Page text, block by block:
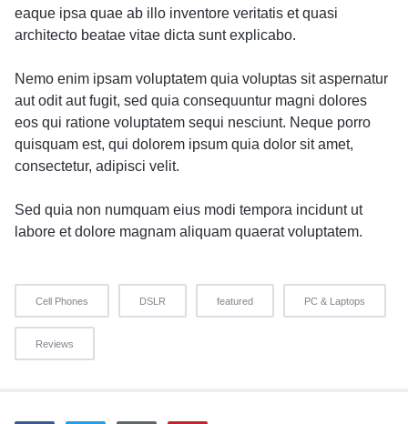
eaque ipsa quae ab illo inventore veritatis et quasi
architecto beatae vitae dicta sunt explicabo.
Nemo enim ipsam voluptatem quia voluptas sit aspernatur
aut odit aut fugit, sed quia consequuntur magni dolores
eos qui ratione voluptatem sequi nesciunt. Neque porro
quisquam est, qui dolorem ipsum quia dolor sit amet,
consectetur, adipisci velit.
Sed quia non numquam eius modi tempora incidunt ut
labore et dolore magnam aliquam quaerat voluptatem.
Cell Phones DSLR featured PC & Laptops
Reviews